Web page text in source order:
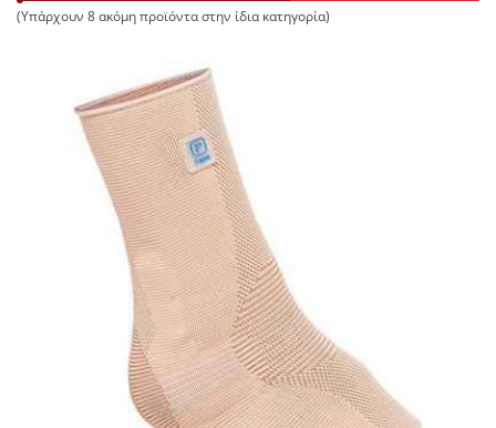
(Υπάρχουν 8 ακόμη προϊόντα στην ίδια κατηγορία)